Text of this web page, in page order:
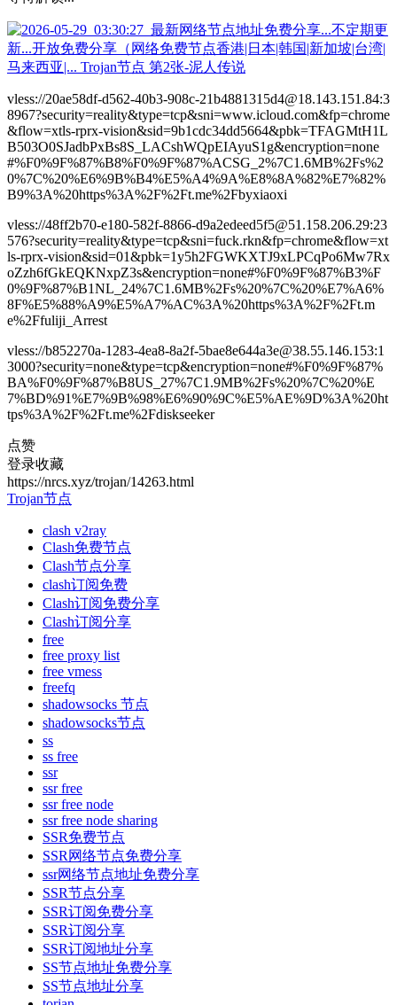
vless://20ae58df-d562-40b3-908c-21b4881315d4@18.143.151.84:3
8967?security=reality&type=tcp&sni=www.icloud.com&fp=chrome
&flow=xtls-rprx-vision&sid=9b1cdc34dd5664&pbk=TFAGMtH1L
B503O0SJadbPxBs8S_LACshWQpEIAyuS1g&encryption=none
#%F0%9F%87%B8%F0%9F%87%ACSG_2%7C1.6MB%2Fs%2
0%7C%20%E6%9B%B4%E5%A4%9A%E8%8A%82%E7%82%
B9%3A%20https%3A%2F%2Ft.me%2Fbyxiaoxi
vless://48ff2b70-e180-582f-8866-d9a2edeed5f5@51.158.206.29:23
576?security=reality&type=tcp&sni=fuck.rkn&fp=chrome&flow=xt
ls-rprx-vision&sid=01&pbk=1y5h2FGWKXTJ9xLPCqPo6Mw7Rx
oZzh6fGkEQKNxpZ3s&encryption=none#%F0%9F%87%B3%F
0%9F%87%B1NL_24%7C1.6MB%2Fs%20%7C%20%E7%A6%
8F%E5%88%A9%E5%A7%AC%3A%20https%3A%2F%2Ft.m
e%2Ffuliji_Arrest
vless://b852270a-1283-4ea8-8a2f-5bae8e644a3e@38.55.146.153:1
3000?security=none&type=tcp&encryption=none#%F0%9F%87%
BA%F0%9F%87%B8US_27%7C1.9MB%2Fs%20%7C%20%E
7%BD%91%E7%9B%98%E6%90%9C%E5%AE%9D%3A%20ht
tps%3A%2F%2Ft.me%2Fdiskseeker
点赞
登录收藏
https://nrcs.xyz/trojan/14263.html
Trojan节点
clash v2ray
Clash免费节点
Clash节点分享
clash订阅免费
Clash订阅免费分享
Clash订阅分享
free
free proxy list
free vmess
freefq
shadowsocks 节点
shadowsocks节点
ss
ss free
ssr
ssr free
ssr free node
ssr free node sharing
SSR免费节点
SSR网络节点免费分享
ssr网络节点地址免费分享
SSR节点分享
SSR订阅免费分享
SSR订阅分享
SSR订阅地址分享
SS节点地址免费分享
SS节点地址分享